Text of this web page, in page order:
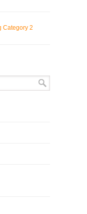
Category 2